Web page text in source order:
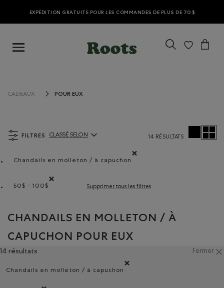
EXPÉDITION GRATUITE POUR LES COMMANDES DE PLUS DE 70 $
CADEAUX POUR EUX
FILTRES
Chandails en molleton / à capuchon
50$ - 100$
Supprimer tous les filtres
ClassÃ© selon Articles:
CLASSÉ SELON 14 RÉSULTATS
CHANDAILS EN MOLLETON / À
CAPUCHON POUR EUX
14 résultats Fermer
Chandails en molleton / à capuchon